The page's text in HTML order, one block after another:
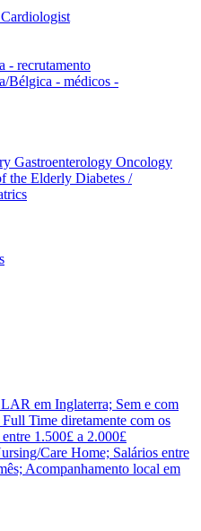
- recrutamento
Bélgica - médicos -
Gastroenterology Oncology
the Elderly Diabetes /
em Inglaterra; Sem e com
Time diretamente com os
1.500£ a 2.000£
Care Home; Salários entre
Acompanhamento local em